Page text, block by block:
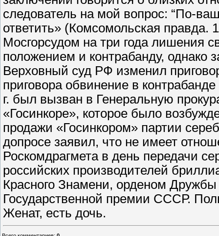
следователь на мой вопрос: “По-
ответить» (Комсомольская
Мосгорсудом на три года лишения
положением и контрабанду, однако
Верховный суд РФ изменил
приговора обвинение в
г. был вызван в Генеральную
«Госинкоре», которое было
продажи «Госинкором» партии
допросе заявил, что не имеет
Роскомдрагмета в день передачи
российских производителей
Красного Знамени, орденом
Государственной премии СССР.
Женат, есть дочь.